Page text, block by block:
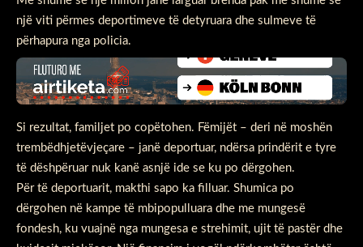
një viti përmes deportimeve të detyruara dhe sulmeve të
përhapura nga policia.
Si rezultat, familjet po copëtohen. Fëmijët – deri në moshën
trembëdhjetëvjeçare – janë deportuar, ndërsa prindërit e tyre
të dëshpëruar nuk kanë asnjë ide se ku po dërgohen.
Për të deportuarit, makthi sapo ka filluar. Shumica po
dërgohen në kampe të mbipopulluara dhe me mungesë
fondesh, ku vuajnë nga mungesa e strehimit, ujit të pastër dhe